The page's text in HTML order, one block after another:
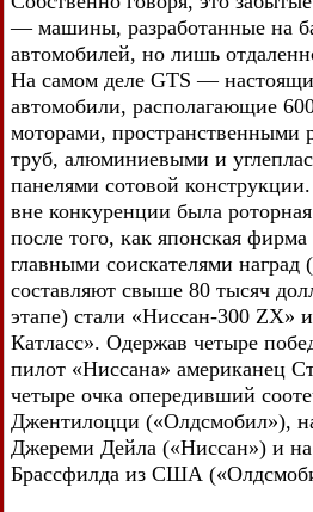
— машины, разработанные на
автомобилей, но лишь
На самом деле GTS —
автомобили, располагающие
моторами, пространственными
труб, алюминиевыми и
панелями сотовой
вне конкуренции была
после того, как японская
главными соискателями наград
составляют свыше 80 тысяч
этапе) стали «Ниссан-300 ZX»
Катласс». Одержав четыре
пилот «Ниссана» американец
четыре очка опередивший
Джентилоцци («Олдсмобил»),
Джереми Дейла («Ниссан») и
Брассфилда из США